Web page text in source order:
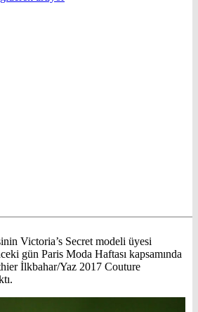
Victoria’s Secret modeli üyesi
gün Paris Moda Haftası kapsamında
İlkbahar/Yaz 2017 Couture